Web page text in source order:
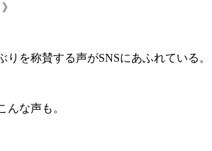
りを称賛する声がSNSにあふれている。
な声も。